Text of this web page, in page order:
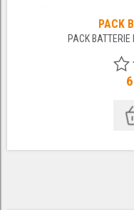
PACK
PACK BATTERIE